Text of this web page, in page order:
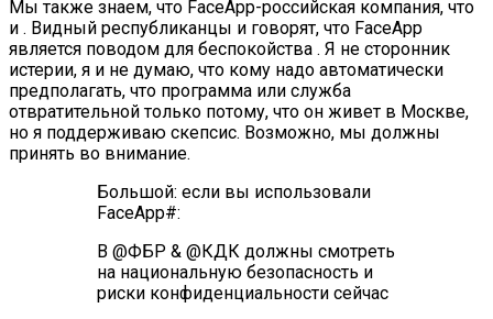
Мы также знаем, что FaceApp-российская компания, что
и . Видный республиканцы и говорят, что FaceApp
является поводом для беспокойства . Я не сторонник
истерии, я и не думаю, что кому надо автоматически
предполагать, что программа или служба
отвратительной только потому, что он живет в Москве,
но я поддерживаю скепсис. Возможно, мы должны
принять во внимание.
Большой: если вы использовали
FaceApp#:
В @ФБР & @КДК должны смотреть
на национальную безопасность и
риски конфиденциальности сейчас